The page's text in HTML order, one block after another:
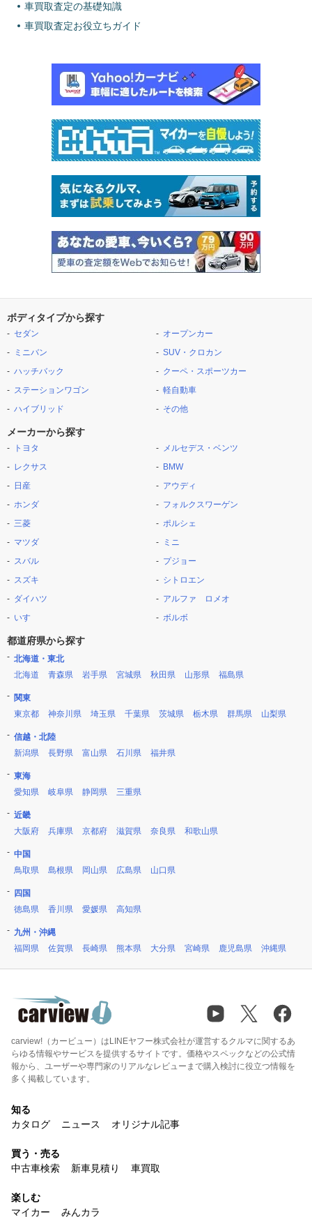
車買取査定の基礎知識
車買取査定お役立ちガイド
ボディタイプから探す
セダン
ミニバン
ハッチバック
ステーションワゴン
ハイブリッド
オープンカー
SUV・クロカン
クーペ・スポーツカー
軽自動車
その他
メーカーから探す
トヨタ
レクサス
日産
ホンダ
三菱
マツダ
スバル
スズキ
ダイハツ
いすゞ
メルセデス・ベンツ
BMW
アウディ
フォルクスワーゲン
ポルシェ
ミニ
プジョー
シトロエン
アルファ ロメオ
ボルボ
都道府県から探す
北海道・東北
北海道
青森県 岩手県 宮城県 秋田県 山形県 福島県
関東
東京都
神奈川県 埼玉県 千葉県 茨城県 栃木県 群馬県 山梨県
信越・北陸
新潟県
長野県 富山県 石川県 福井県
東海
愛知県
岐阜県 静岡県 三重県
近畿
大阪府
兵庫県 京都府 滋賀県 奈良県 和歌山県
中国
鳥取県
島根県 岡山県 広島県 山口県
四国
徳島県
香川県 愛媛県 高知県
九州・沖縄
福岡県
佐賀県 長崎県 熊本県 大分県 宮崎県 鹿児島県 沖縄県
carview!（カービュー）はLINEヤフー株式会社が運営するクルマに関するあ
らゆる情報やサービスを提供するサイトです。価格やスペックなどの公式情
報から、ユーザーや専門家のリアルなレビューまで購入検討に役立つ情報を
多く掲載しています。
知る
カタログ
ニュース オリジナル記事
買う・売る
中古車検索
新車見積り 車買取
楽しむ
マイカー
みんカラ